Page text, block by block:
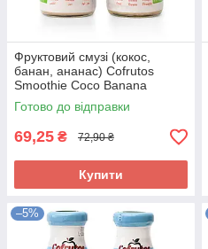
Фруктовий смузі (кокос,
банан, ананас) Cofrutos
Smoothie Coco Banana
Pinapple 250мл Іспанія
Готово до відправки
69,25 ₴ 72,90 ₴
Купити
–5%